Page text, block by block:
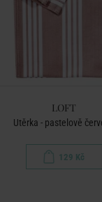
LOFT
Utěrka - pastelově
129 Kč